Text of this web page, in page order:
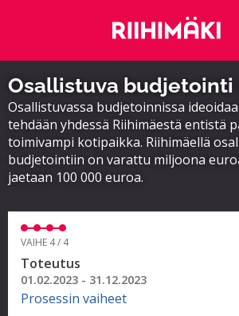
Osallistuva budjetointi
Osallistuvassa budjetoinnissa
tehdään yhdessä Riihimäestä entistä
toimivampi kotipaikka. Riihimäellä
budjetointiin on varattu miljoona
jaetaan 100 000 euroa.
VAIHE 4 / 4
Toteutus
01.02.2023 - 31.12.2023
Prosessin vaiheet